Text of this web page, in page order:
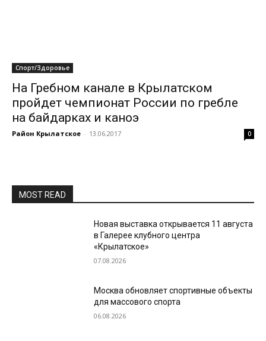
Спорт/Здоровье
На Гребном канале в Крылатском
пройдет чемпионат России по гребле
на байдарках и каноэ
Район Крылатское - 13.06.2017 0
MOST READ
Новая выставка открывается 11 августа
в Галерее клубного центра
«Крылатское»
07.08.2026
Москва обновляет спортивные объекты
для массового спорта
06.08.2026